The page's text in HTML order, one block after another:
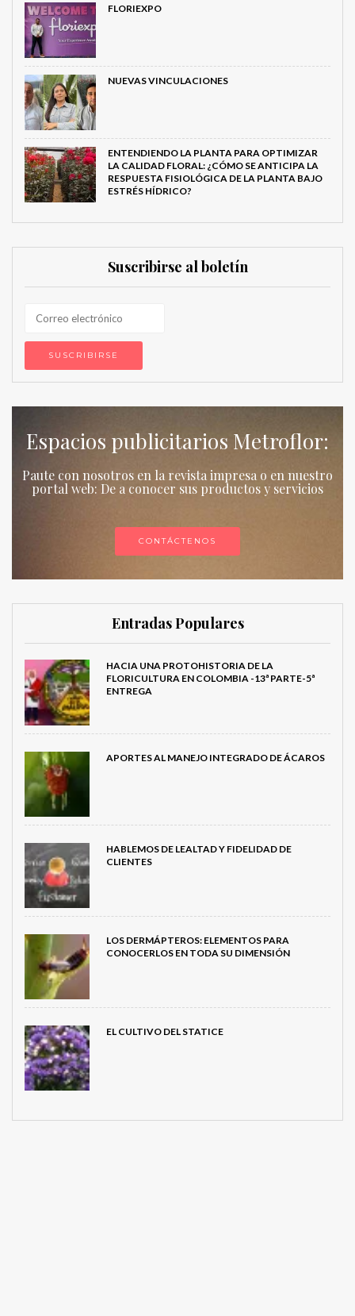
FLORIEXPO
NUEVAS VINCULACIONES
ENTENDIENDO LA PLANTA PARA OPTIMIZAR
LA CALIDAD FLORAL: ¿CÓMO SE ANTICIPA LA
RESPUESTA FISIOLÓGICA DE LA PLANTA BAJO
ESTRÉS HÍDRICO?
Suscribirse al boletín
Espacios publicitarios Metroflor:
Paute con nosotros en la revista impresa o en nuestro
portal web: De a conocer sus productos y servicios
CONTÁCTENOS
Entradas Populares
HACIA UNA PROTOHISTORIA DE LA
FLORICULTURA EN COLOMBIA -13ª PARTE-5ª
ENTREGA
APORTES AL MANEJO INTEGRADO DE ÁCAROS
HABLEMOS DE LEALTAD Y FIDELIDAD DE
CLIENTES
LOS DERMÁPTEROS: ELEMENTOS PARA
CONOCERLOS EN TODA SU DIMENSIÓN
EL CULTIVO DEL STATICE